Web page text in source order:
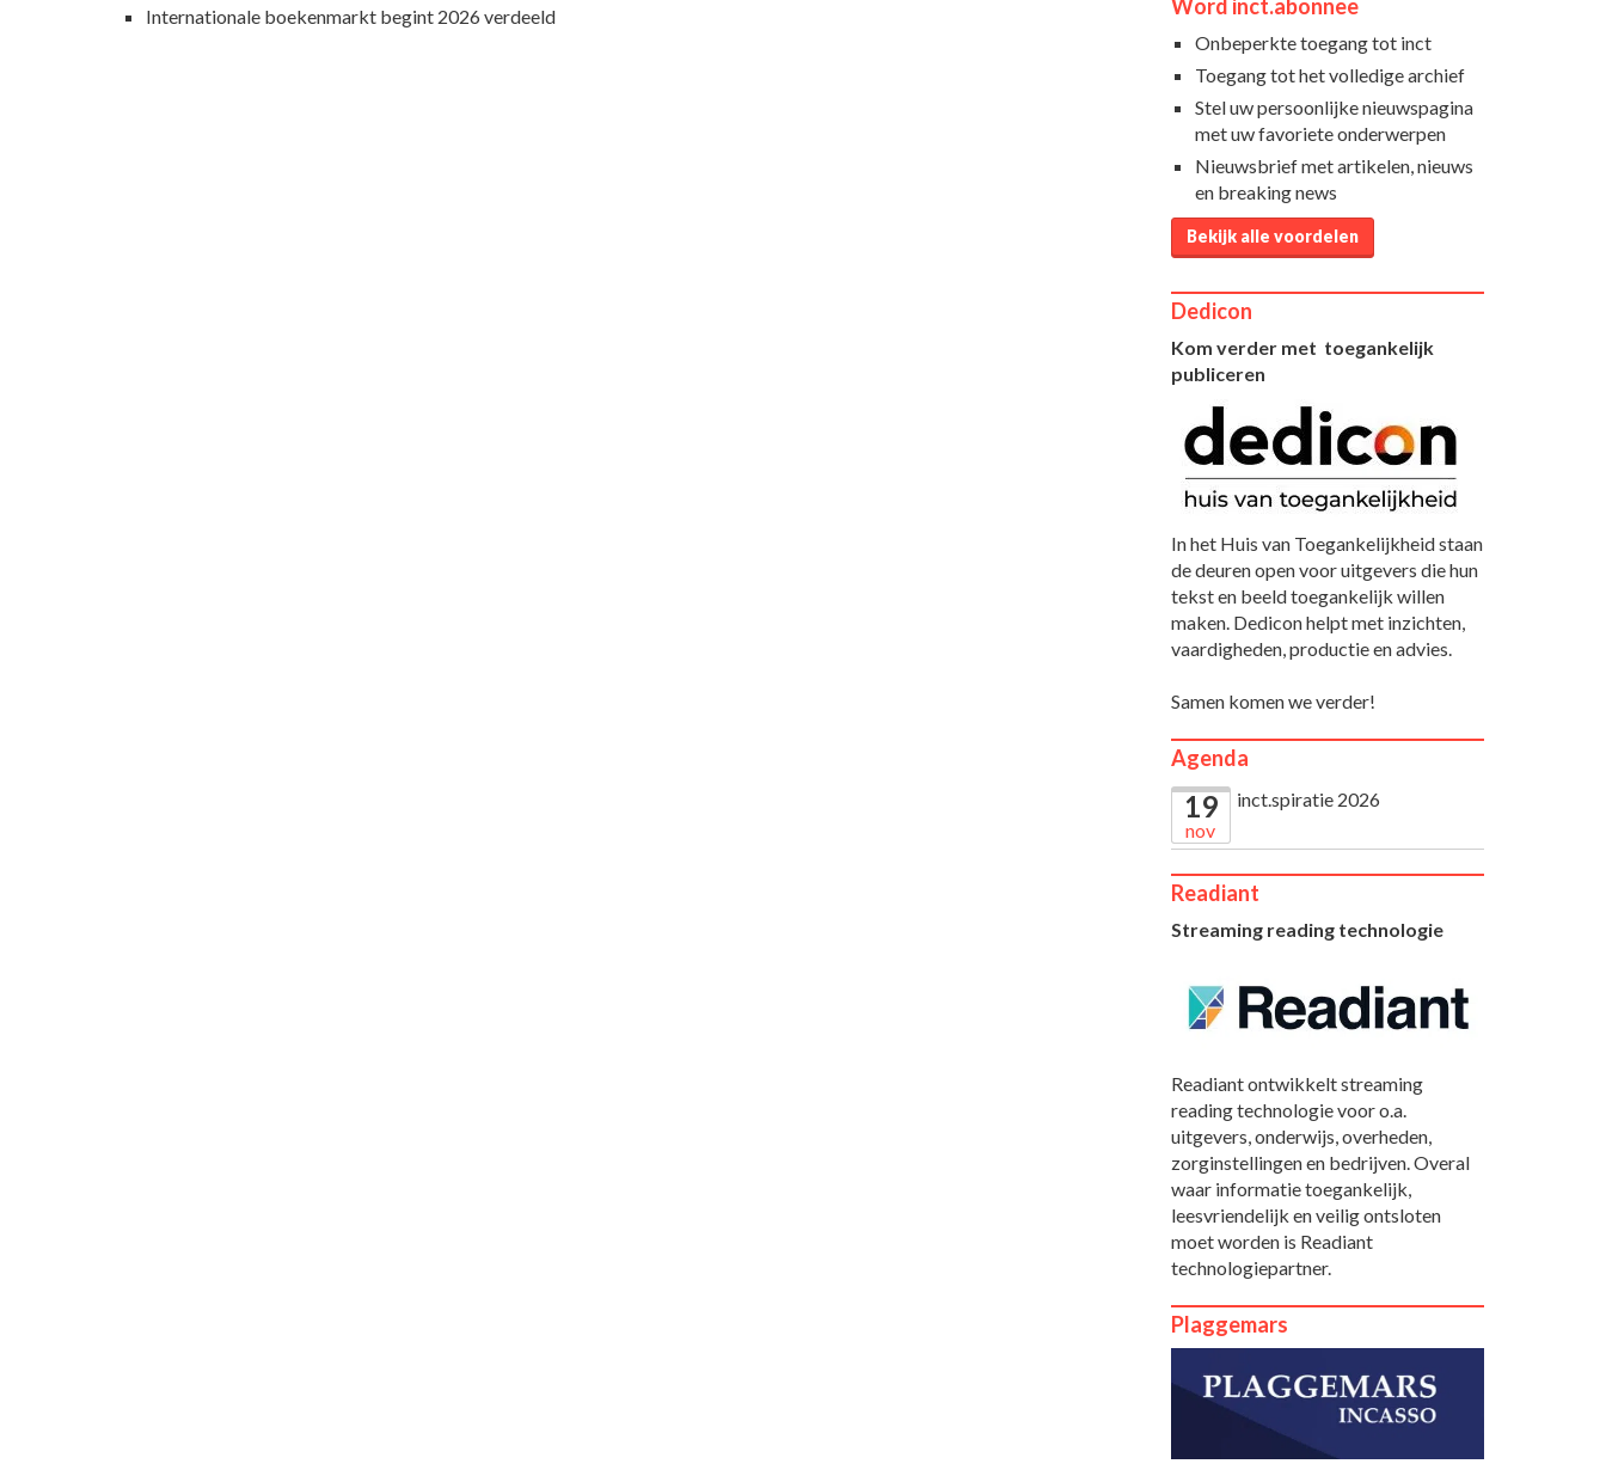
Internationale boekenmarkt begint 2026 verdeeld
Word inct.abonnee
Onbeperkte toegang tot inct
Toegang tot het volledige archief
Stel uw persoonlijke nieuwspagina
met uw favoriete onderwerpen
Nieuwsbrief met artikelen, nieuws
en breaking news
Bekijk alle voordelen
Dedicon
Kom verder met toegankelijk
publiceren
In het Huis van Toegankelijkheid staan
de deuren open voor uitgevers die hun
tekst en beeld toegankelijk willen
maken. Dedicon helpt met inzichten,
vaardigheden, productie en advies.
Samen komen we verder!
Agenda
19
nov
inct.spiratie 2026
Readiant
Streaming reading technologie
Readiant ontwikkelt streaming
reading technologie voor o.a.
uitgevers, onderwijs, overheden,
zorginstellingen en bedrijven. Overal
waar informatie toegankelijk,
leesvriendelijk en veilig ontsloten
moet worden is Readiant
technologiepartner.
Plaggemars